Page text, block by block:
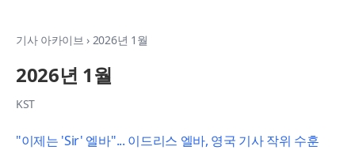
기사 아카이브 › 2026년 1월
2026년 1월
KST
"이제는 'Sir' 엘바"... 이드리스 엘바, 영국 기사 작위 수훈